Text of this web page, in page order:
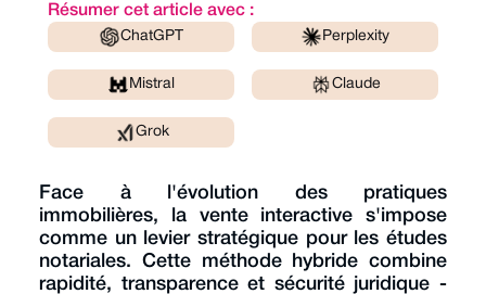
Résumer cet article avec :
ChatGPT Perplexity
Mistral Claude
Grok
Face à l'évolution des pratiques
immobilières, la vente interactive s'impose
comme un levier stratégique pour les études
notariales. Cette méthode hybride combine
rapidité, transparence et sécurité juridique -